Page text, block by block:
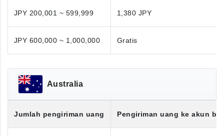
JPY 200,001 ~ 599,999 1,380 JPY
JPY 600,000 ~ 1,000,000 Gratis
Australia
Jumlah pengiriman uang Pengiriman uang ke akun